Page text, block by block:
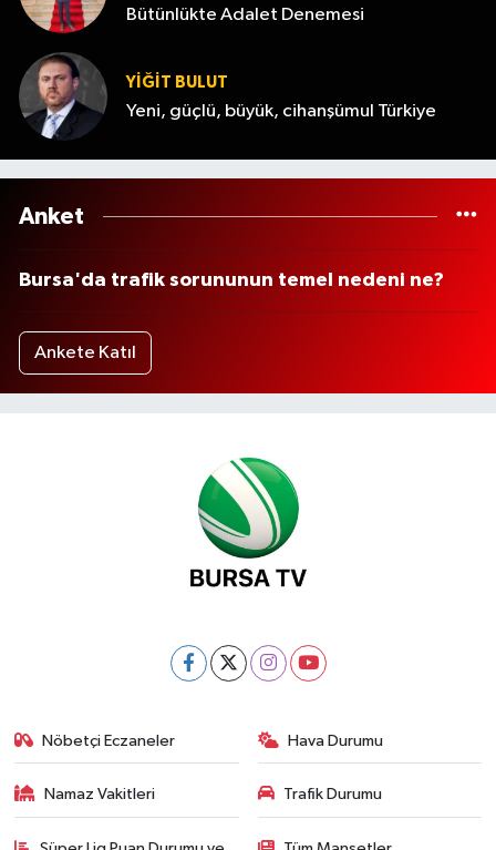
Bütünlükte Adalet Denemesi
YİĞİT BULUT
Yeni, güçlü, büyük, cihanşümul Türkiye
Anket
Bursa'da trafik sorununun temel nedeni ne?
Ankete Katıl
Nöbetçi Eczaneler Hava Durumu
Namaz Vakitleri Trafik Durumu